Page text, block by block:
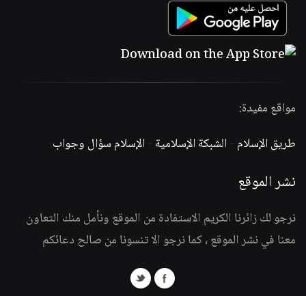
مواقع مفيدة:
طريق الإسلام -الشبكة الإسلامية -الإسلام سؤال وجواب
نشر الموقع
نرجو لك زائرنا الكريم الاستفادة من الموقع ونأمل منك التعاون
معنا في نشر الموقع ، كما نرجو الا تنسونا من صالح دعائكم